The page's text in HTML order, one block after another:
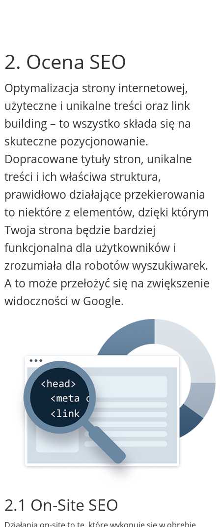
2. Ocena SEO
Optymalizacja strony internetowej,
użyteczne i unikalne treści oraz link
building – to wszystko składa się na
skuteczne pozycjonowanie.
Dopracowane tytuły stron, unikalne
treści i ich właściwa struktura,
prawidłowo działające przekierowania
to niektóre z elementów, dzięki którym
Twoja strona będzie bardziej
funkcjonalna dla użytkowników i
zrozumiała dla robotów wyszukiwarek.
A to może przełożyć się na zwiększenie
widoczności w Google.
2.1 On-Site SEO
Działania on-site to te, które wykonuje się w obrębie